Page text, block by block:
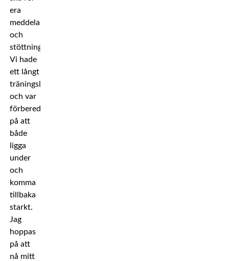
era
meddelanden
och
stöttning.
Vi hade
ett långt
träningsläger
och var
förberedda
på att
både
ligga
under
och
komma
tillbaka
starkt.
Jag
hoppas
på att
nå mitt